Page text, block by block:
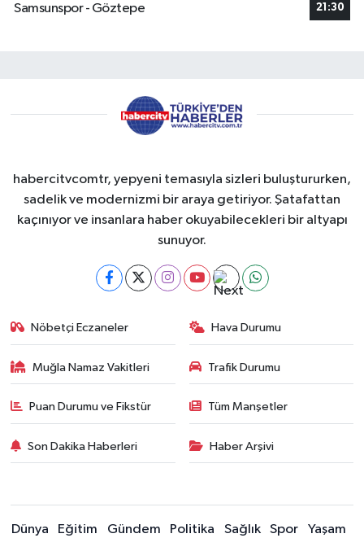
Samsunspor - Göztepe
21:30
habercitvcomtr, yepyeni temasıyla sizleri buluştururken,
sadelik ve modernizmi bir araya getiriyor. Şatafattan
kaçınıyor ve insanlara haber okuyabilecekleri bir altyapı
sunuyor.
Nöbetçi Eczaneler Hava Durumu
Muğla Namaz Vakitleri Trafik Durumu
Puan Durumu ve Fikstür Tüm Manşetler
Son Dakika Haberleri Haber Arşivi
Dünya Eğitim Gündem Politika Sağlık Spor
Yaşam